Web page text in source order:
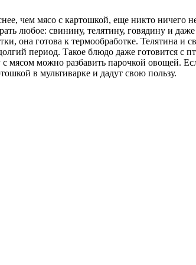
чем мясо с картошкой, еще никто ничего
любое: свинину, телятину, говядину и
она готова к термообработке. Телятина и
период. Такое блюдо даже готовится с
можно разбавить парочкой овощей.
в мультиварке и дадут свою пользу.